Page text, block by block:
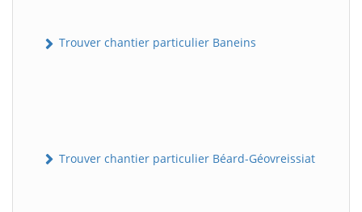
Trouver chantier particulier Baneins
Trouver chantier particulier Béard-Géovreissiat